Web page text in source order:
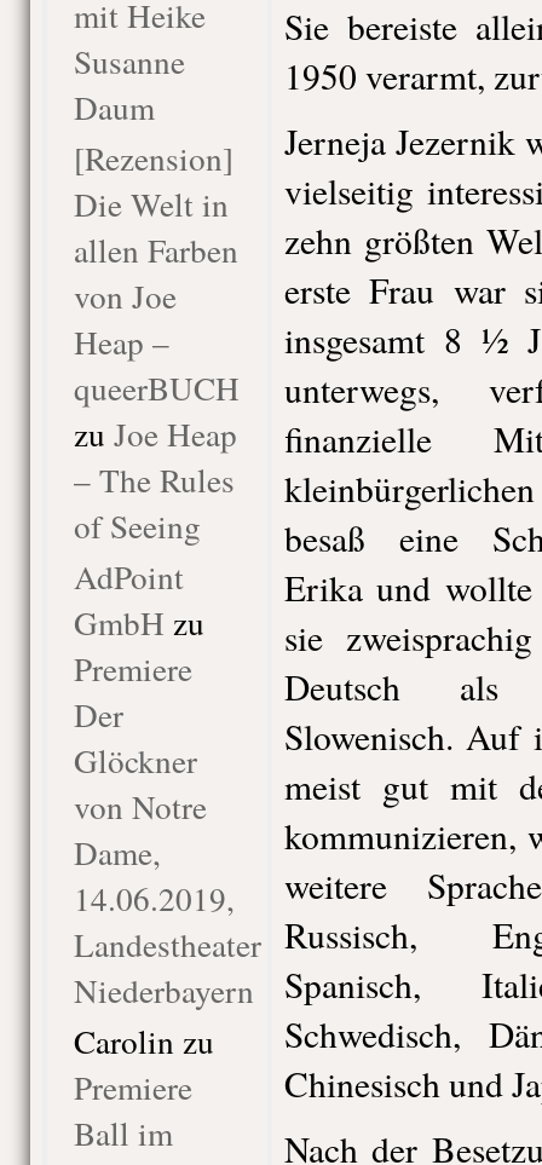
mit Heike
Susanne
Daum
[Rezension]
Die Welt in
allen Farben
von Joe
Heap –
queerBUCH
zu Joe Heap
– The Rules
of Seeing
AdPoint
GmbH zu
Premiere
Der
Glöckner
von Notre
Dame,
14.06.2019,
Landestheater
Niederbayern
Carolin zu
Premiere
Ball im
Sie bereiste
1950 verarmt,
Jerneja Jezernik
vielseitig
zehn größten
erste Frau war
insgesamt 8 ½
unterwegs,
finanzielle
besaß eine
Erika und
sie
Deutsch als
Slowenisch. Auf
meist gut mit
kommunizieren,
weitere
Russisch,
Spanisch,
Schwedisch,
Chinesisch und
Nach der